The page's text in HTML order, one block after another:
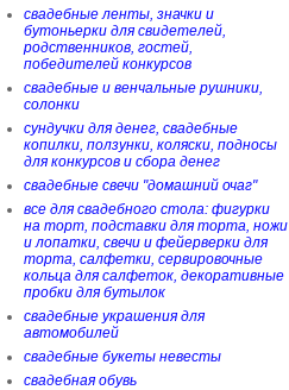
свадебные ленты, значки и
бутоньерки для свидетелей,
родственников, гостей,
победителей конкурсов
свадебные и венчальные рушники,
солонки
сундучки для денег, свадебные
копилки, ползунки, коляски, подносы
для конкурсов и сбора денег
свадебные свечи "домашний очаг"
все для свадебного стола: фигурки
на торт, подставки для торта, ножи
и лопатки, свечи и фейерверки для
торта, салфетки, сервировочные
кольца для салфеток, декоративные
пробки для бутылок
свадебные украшения для
автомобилей
свадебные букеты невесты
свадебная обувь